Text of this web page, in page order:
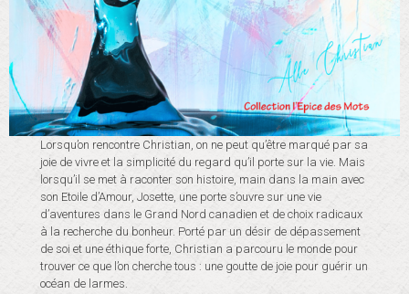
Lorsqu’on rencontre Christian, on ne peut qu’être marqué par sa
joie de vivre et la simplicité du regard qu’il porte sur la vie. Mais
lorsqu’il se met à raconter son histoire, main dans la main avec
son Etoile d’Amour, Josette, une porte s’ouvre sur une vie
d’aventures dans le Grand Nord canadien et de choix radicaux
à la recherche du bonheur. Porté par un désir de dépassement
de soi et une éthique forte, Christian a parcouru le monde pour
trouver ce que l’on cherche tous : une goutte de joie pour guérir un
océan de larmes.